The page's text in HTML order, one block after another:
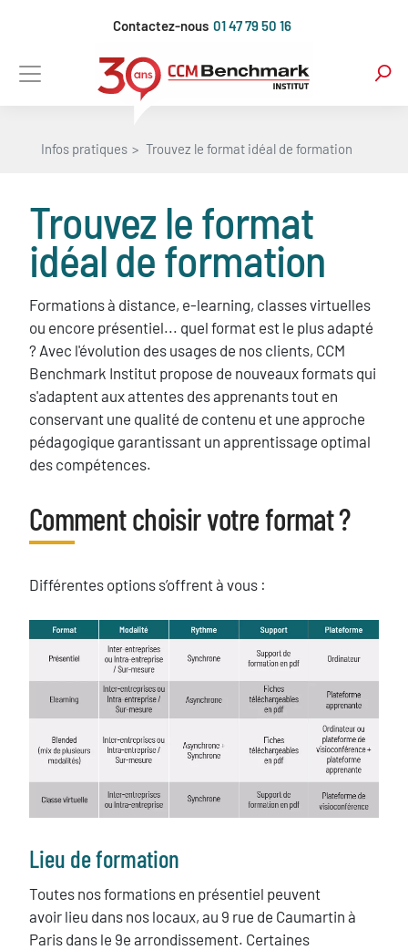
principal
Contactez-nous 01 47 79 50 16
Infos pratiques Trouvez le format idéal de formation
Trouvez le format
idéal de formation
Formations à distance, e-learning, classes virtuelles
ou encore présentiel... quel format est le plus adapté
? Avec l'évolution des usages de nos clients, CCM
Benchmark Institut propose de nouveaux formats qui
s'adaptent aux attentes des apprenants tout en
conservant une qualité de contenu et une approche
pédagogique garantissant un apprentissage optimal
des compétences.
Titre
Comment choisir votre format ?
Texte
Différentes options s’offrent à vous :
Image
Texte
Lieu de formation
Toutes nos formations en présentiel peuvent
avoir lieu dans nos locaux, au 9 rue de Caumartin à
Paris dans le 9e arrondissement. Certaines